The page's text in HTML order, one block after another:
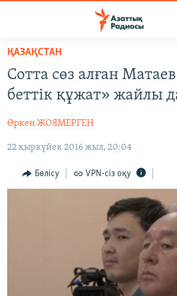
Skip
main
content
to
Navigation
САЯСАТ
ҚАҢТАР ОҚИҒАСЫ
АДАМ ҚҰҚЫҚТАРЫ
ӘЛЕУМЕТ
ҚАЗАҚСТАН
Сотта сөз алған
беттік құжат» жайлы
Өркен ЖОЯМЕРГЕН
22 қыркүйек 2016 жыл, 20:04
Бөлісу VPN-сіз оқу